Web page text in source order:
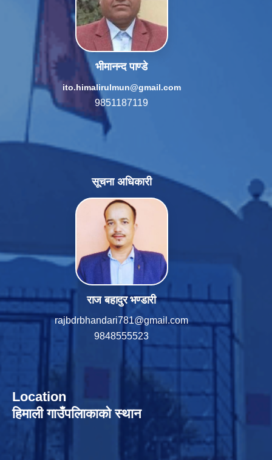
भीमानन्द पाण्डे
ito.himalirulmun@gmail.com
9851187119
सूचना अधिकारी
राज बहादुर भण्डारी
rajbdrbhandari781@gmail.com
9848555523
Location
हिमाली गाउँपलािकाको स्थान